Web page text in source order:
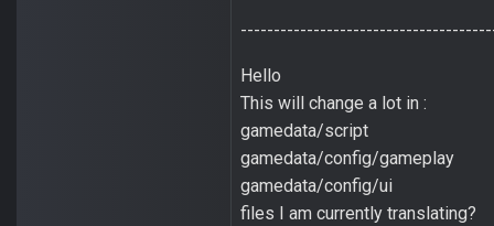
Hello
This will change a lot in :
gamedata/script
gamedata/config/gameplay
gamedata/config/ui
files I am currently translating?